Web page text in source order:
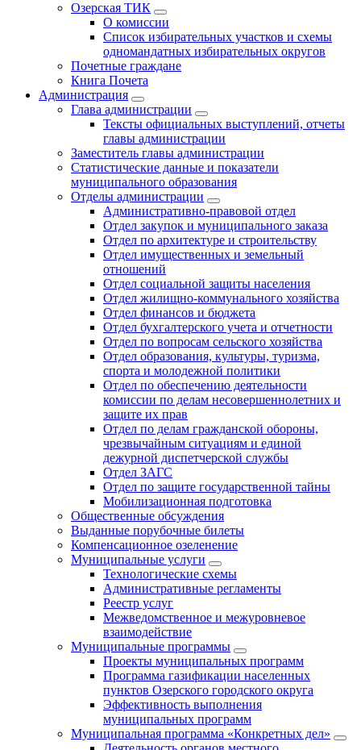
Озерская ТИК
О комиссии
Список избирательных участков и схемы
одномандатных избирательных округов
Почетные граждане
Книга Почета
Администрация
Глава администрации
Тексты официальных выступлений, отчеты
главы администрации
Заместитель главы администрации
Статистические данные и показатели
муниципального образования
Отделы администрации
Административно-правовой отдел
Отдел закупок и муниципального заказа
Отдел по архитектуре и строительству
Отдел имущественных и земельный
отношений
Отдел социальной защиты населения
Отдел жилищно-коммунального хозяйства
Отдел финансов и бюджета
Отдел бухгалтерского учета и отчетности
Отдел по вопросам сельского хозяйства
Отдел образования, культуры, туризма,
спорта и молодежной политики
Отдел по обеспечению деятельности
комиссии по делам несовершеннолетних и
защите их прав
Отдел по делам гражданской обороны,
чрезвычайным ситуациям и единой
дежурной диспетчерской службы
Отдел ЗАГС
Отдел по защите государственной тайны
Мобилизационная подготовка
Общественные обсуждения
Выданные порубочные билеты
Компенсационное озеленение
Муниципальные услуги
Технологические схемы
Административные регламенты
Реестр услуг
Межведомственное и межуровневое
взаимодействие
Муниципальные программы
Проекты муниципальных программ
Программа газификации населенных
пунктов Озерского городского округа
Эффективность выполнения
муниципальных программ
Муниципальная программа «Конкретных дел»